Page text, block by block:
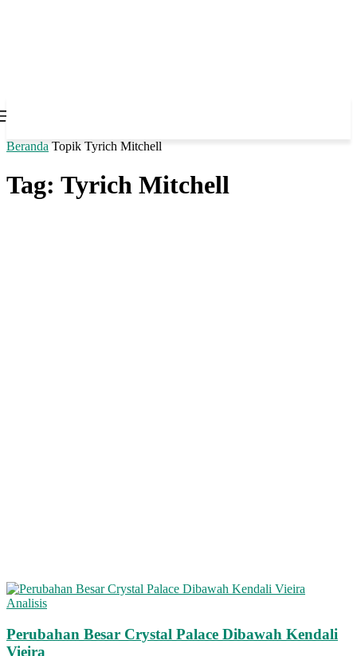
Beranda Topik Tyrich Mitchell
Tag: Tyrich Mitchell
Analisis
Perubahan Besar Crystal Palace Dibawah Kendali
Vieira